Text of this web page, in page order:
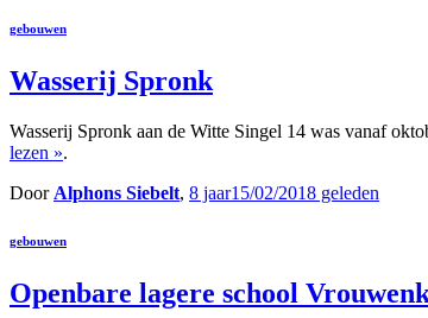
gebouwen
Wasserij Spronk
Wasserij Spronk aan de Witte Singel 14 was vanaf
lezen ».
Door Alphons Siebelt, 8 jaar15/02/2018 geleden
gebouwen
Openbare lagere school